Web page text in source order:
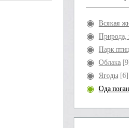
Всякая
Природа,
Парк
Облака [9]
Ягоды [6]
Ода